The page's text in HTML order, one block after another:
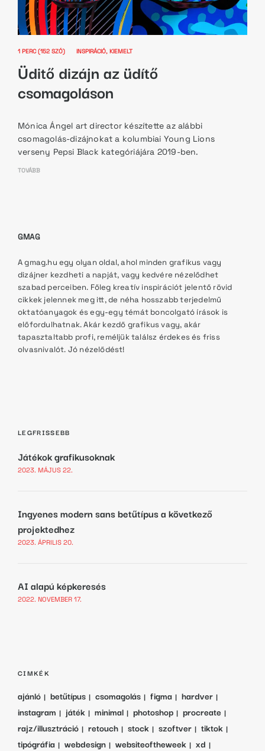
1 PERC (152 SZÓ) INSPIRÁCIÓ KIEMELT
Üditő dizájn az üdítő
csomagoláson
Mónica Ángel art director készítette az alábbi
csomagolás-dizájnokat a kolumbiai Young Lions
verseny Pepsi Black kategóriájára 2019-ben.
TOVÁBB
GMAG
A gmag.hu egy olyan oldal, ahol minden grafikus vagy
dizájner kezdheti a napját, vagy kedvére nézelődhet
szabad perceiben. Főleg kreatív inspirációt jelentő rövid
cikkek jelennek meg itt, de néha hosszabb terjedelmű
oktatóanyagok és egy-egy témát boncolgató írások is
előfordulhatnak. Akár kezdő grafikus vagy, akár
tapasztaltabb profi, reméljük találsz érdekes és friss
olvasnivalót. Jó nézelődést!
LEGFRISSEBB
Játékok grafikusoknak
2023. MÁJUS 22.
Ingyenes modern sans betűtípus a következő
projektedhez
2023. ÁPRILIS 20.
AI alapú képkeresés
2022. NOVEMBER 17.
CIMKÉK
ajánló betűtípus csomagolás figma
hardver
instagram
játék minimal photoshop
procreate
rajz/illusztráció
retouch stock szoftver
tiktok
tipógráfia
webdesign websiteoftheweek
xd